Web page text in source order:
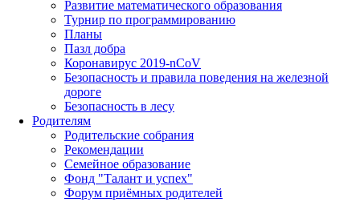
Развитие математического образования
Турнир по программированию
Планы
Пазл добра
Коронавирус 2019-nCoV
Безопасность и правила поведения на железной
дороге
Безопасность в лесу
Родителям
Родительские собрания
Рекомендации
Семейное образование
Фонд "Талант и успех"
Форум приёмных родителей